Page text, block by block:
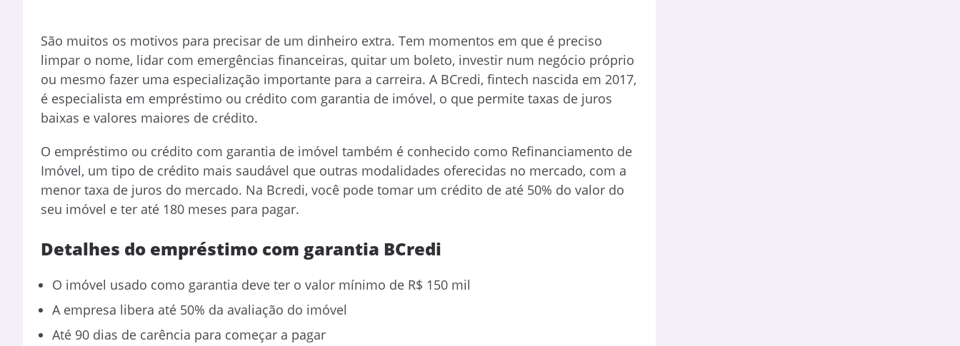
São muitos os motivos para precisar de um dinheiro extra. Tem momentos em que é preciso
limpar o nome, lidar com emergências financeiras, quitar um boleto, investir num negócio próprio
ou mesmo fazer uma especialização importante para a carreira. A BCredi, fintech nascida em 2017,
é especialista em empréstimo ou crédito com garantia de imóvel, o que permite taxas de juros
baixas e valores maiores de crédito.
O empréstimo ou crédito com garantia de imóvel também é conhecido como Refinanciamento de
Imóvel, um tipo de crédito mais saudável que outras modalidades oferecidas no mercado, com a
menor taxa de juros do mercado. Na Bcredi, você pode tomar um crédito de até 50% do valor do
seu imóvel e ter até 180 meses para pagar.
Detalhes do empréstimo com garantia BCredi
O imóvel usado como garantia deve ter o valor mínimo de R$ 150 mil
A empresa libera até 50% da avaliação do imóvel
Até 90 dias de carência para começar a pagar